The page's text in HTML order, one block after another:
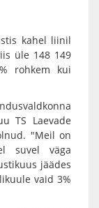
kahel liinil
üle 148 149
rohkem kui
TS Laevade
"Meil on
suvel väga
jäädes
vaid 3%